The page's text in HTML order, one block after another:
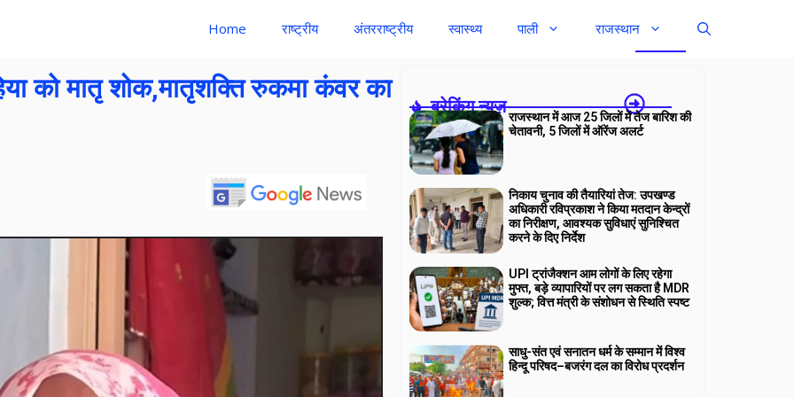
Home राष्ट्रीय अंतरराष्ट्रीय स्वास्थ्य पाली राजस्थान
को मातृ शोक,मातृशक्ति रुकमा कंवर का
ब्रेकिंग न्यूज़-राजस्थान में आज 25 जिलों में तेज बारिश की
चेतावनी, 5 जिलों में ऑरेंज अलर्ट
निकाय चुनाव की तैयारियां तेज: उपखण्ड
अधिकारी रविप्रकाश ने किया मतदान केन्द्रों
का निरीक्षण, आवश्यक सुविधाएं सुनिश्चित
करने के दिए निर्देश
UPI ट्रांजैक्शन आम लोगों के लिए रहेगा
मुफ्त, बड़े व्यापारियों पर लग सकता है MDR
शुल्क; वित्त मंत्री के संशोधन से स्थिति स्पष्ट
साधु-संत एवं सनातन धर्म के सम्मान में विश्व
हिन्दू परिषद–बजरंग दल का विरोध प्रदर्शन